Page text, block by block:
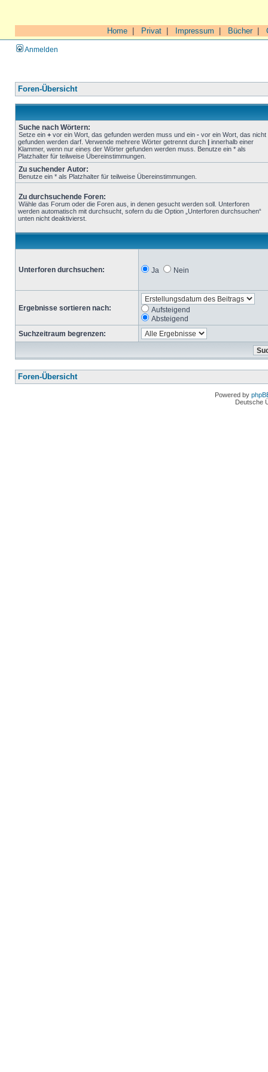
Home Privat Impressum Bücher|
Anmelden
Foren-Übersicht
Suche nach Wörtern:
Setze ein + vor ein Wort, das gefunden werden muss und ein - vor ein Wort, das nicht
gefunden werden darf. Verwende mehrere Wörter getrennt durch | innerhalb einer
Klammer, wenn nur eines der Wörter gefunden werden muss. Benutze ein * als
Platzhalter für teilweise Übereinstimmungen.
Zu suchender Autor:
Benutze ein * als Platzhalter für teilweise Übereinstimmungen.
Zu durchsuchende Foren:
Wähle das Forum oder die Foren aus, in denen gesucht werden soll. Unterforen
werden automatisch mit durchsucht, sofern du die Option „Unterforen durchsuchen“
unten nicht deaktivierst.
Unterforen durchsuchen: Ja Nein
Ergebnisse sortieren nach:
Aufsteigend
Absteigend
Suchzeitraum begrenzen:
Foren-Übersicht
Powered by
Deutsche